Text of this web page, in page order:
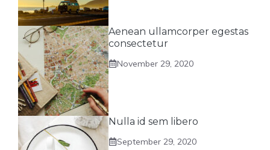
Aenean ullamcorper egestas
consectetur
November 29, 2020
Nulla id sem libero
September 29, 2020